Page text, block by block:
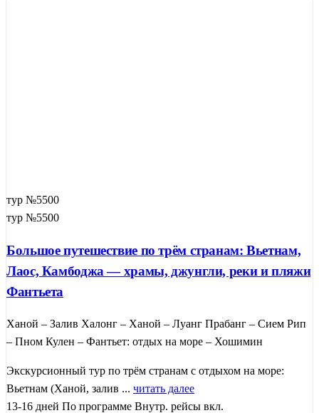
тур №5500
тур №5500
Большое путешествие по трём странам: Вьетнам,
Лаос, Камбоджа — храмы, джунгли, реки и пляжи
Фантьета
Ханой – Залив Халонг – Ханой – Луанг Прабанг – Сием Рип
– Пном Кулен – Фантьет: отдых на море – Хошимин
Экскурсионный тур по трём странам с отдыхом на море:
Вьетнам (Ханой, залив ... читать далее
13-16 дней По программе Внутр. рейсы вкл.